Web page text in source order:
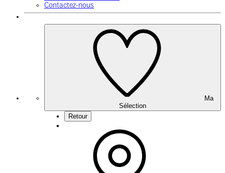
Contactez-nous
Sélection
Retour